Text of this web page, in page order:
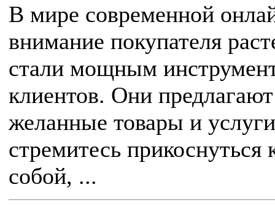
В мире современной
внимание покупателя
стали мощным
клиентов. Они
желанные товары и
стремитесь
собой, ...